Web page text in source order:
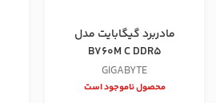
مادربرد گیگابایت مدل
B760M C DDR5
GIGABYTE
محصول ناموجود است